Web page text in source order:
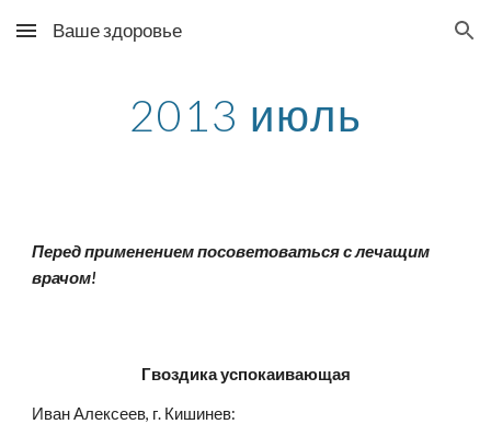
Skip to main content Skip to navigation
Ваше здоровье
2013 июль
Перед применением посоветоваться с лечащим
врачом!
Гвоздика успокаивающая
Иван Алексеев, г. Кишинев: